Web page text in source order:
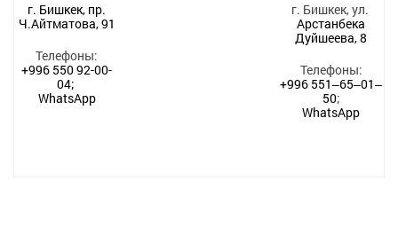
г. Бишкек, пр.
Ч.Айтматова, 91
Телефоны:
+996 550 92-00-
04;
WhatsApp
г. Бишкек, ул.
Арстанбека
Дуйшеева, 8
Телефоны:
+996 551‒65‒01‒
50;
WhatsApp